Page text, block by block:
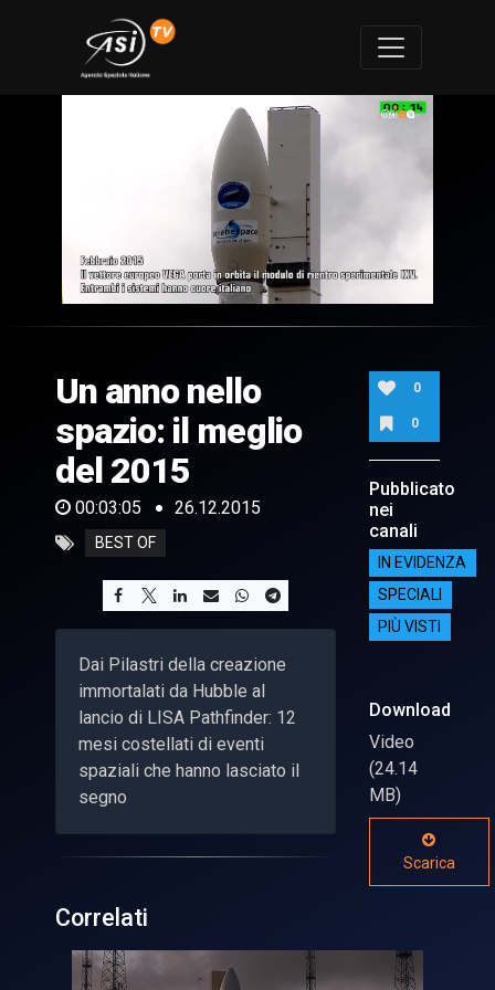
of
5
seconds
Un anno nello
spazio: il meglio
del 2015
00:03:05 26.12.2015
BEST OF
Dai Pilastri della creazione
immortalati da Hubble al
lancio di LISA Pathfinder: 12
mesi costellati di eventi
spaziali che hanno lasciato il
segno
0
0
Pubblicato
nei
canali
IN EVIDENZA
SPECIALI
PIÙ VISTI
Download
Video
(24.14
MB)
Scarica
Correlati